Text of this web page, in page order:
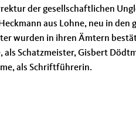
der gesellschaftlichen
aus Lohne, neu in
wurden in ihren Ämtern
Schatzmeister, Gisbert
als Schriftführerin.